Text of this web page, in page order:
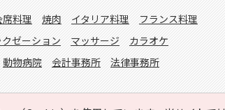
料理 焼肉 イタリア料理
フランス料理
クゼーション マッサージ
カラオケ
動物病院 会計事務所 法律事務所